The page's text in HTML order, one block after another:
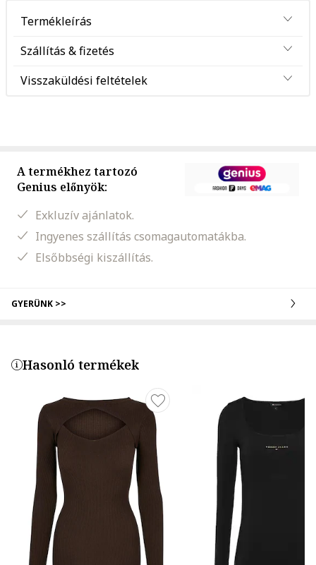
Termékleírás
Szállítás & fizetés
Visszaküldési feltételek
A termékhez tartozó
Genius előnyök:
Exkluzív ajánlatok.
Ingyenes szállítás csomagautomatákba.
Elsőbbségi kiszállítás.
GYERÜNK >>
Hasonló termékek